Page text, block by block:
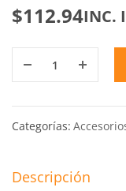
$112.94INC.
Categorías:
Descripción